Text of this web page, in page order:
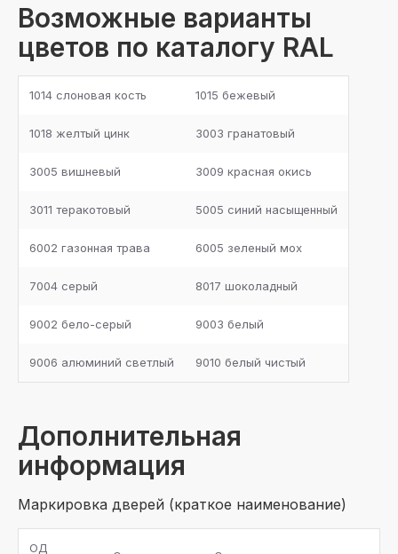
Возможные варианты
цветов по каталогу RAL
1014 слоновая кость 1015 бежевый
1018 желтый цинк 3003 гранатовый
3005 вишневый 3009 красная окись
3011 теракотовый 5005 синий насыщенный
6002 газонная трава 6005 зеленый мох
7004 серый 8017 шоколадный
9002 бело-серый 9003 белый
9006 алюминий светлый 9010 белый чистый
Дополнительная
информация
Маркировка дверей (краткое наименование)
ОД